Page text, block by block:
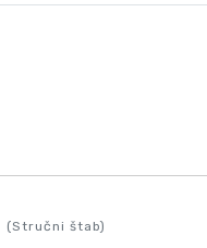
(Stručni štab)